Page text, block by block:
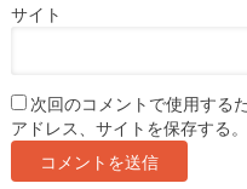
サイト
次回のコメントで使用する
アドレス、サイトを保存する。